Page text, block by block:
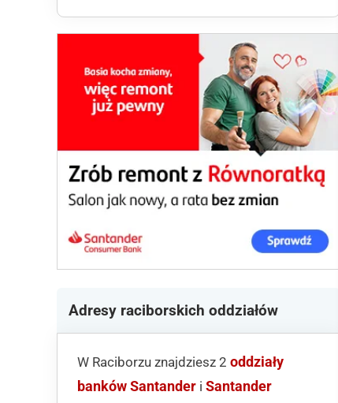
Adresy raciborskich oddziałów
W Raciborzu znajdziesz 2 oddziały
banków Santander i Santander